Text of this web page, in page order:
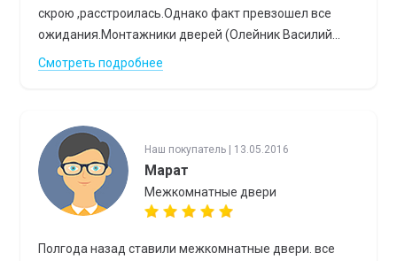
скрою ,расстроилась.Однако факт превзошел все
ожидания.Монтажники дверей (Олейник Василий...
Смотреть подробнее
Наш покупатель | 13.05.2016
Марат
Межкомнатные двери
Полгода назад ставили межкомнатные двери. все